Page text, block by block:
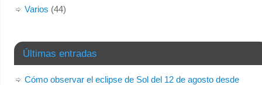
Varios (44)
Últimas entradas
Cómo observar el eclipse de Sol del 12 de agosto desde